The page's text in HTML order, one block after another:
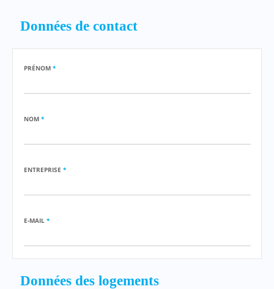
Données de contact
PRÉNOM *
NOM *
ENTREPRISE *
E-MAIL *
Données des logements